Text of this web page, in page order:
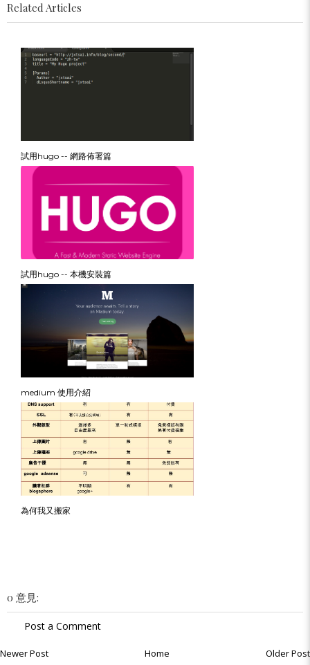
Related Articles
試用hugo -- 網路佈署篇
試用hugo -- 本機安裝篇
medium 使用介紹
為何我又搬家
0 意見:
Post a Comment
Newer Post Older Post
Home